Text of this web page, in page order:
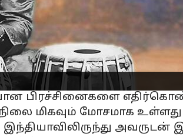
அமெரிக்காவில்
ஹிந்துஸ்தான் டைம்ஸிடம்
பிரச்சினைகளை
மிகவும் மோசமாக
இந்தியாவிலிருந்து